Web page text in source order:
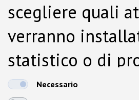
scegliere quali
verranno
statistico o di
dalla Cookie
Necessario